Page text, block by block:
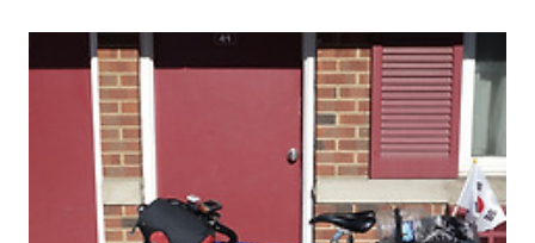
이 동서로 연결되고 루트 66의 명성은 점차 역사의 뒤안길로 잊혀지고 있
다. 하지만 옛 루트 66을 따라 번성하였던 마을들은 루트 66의 역사를 관
광상품으로 만들어 과거의 영광을 되찾으려 노력을 하고 있다.